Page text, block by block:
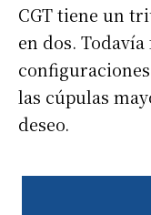
CGT tiene un
en dos.
las cúpulas
deseo.